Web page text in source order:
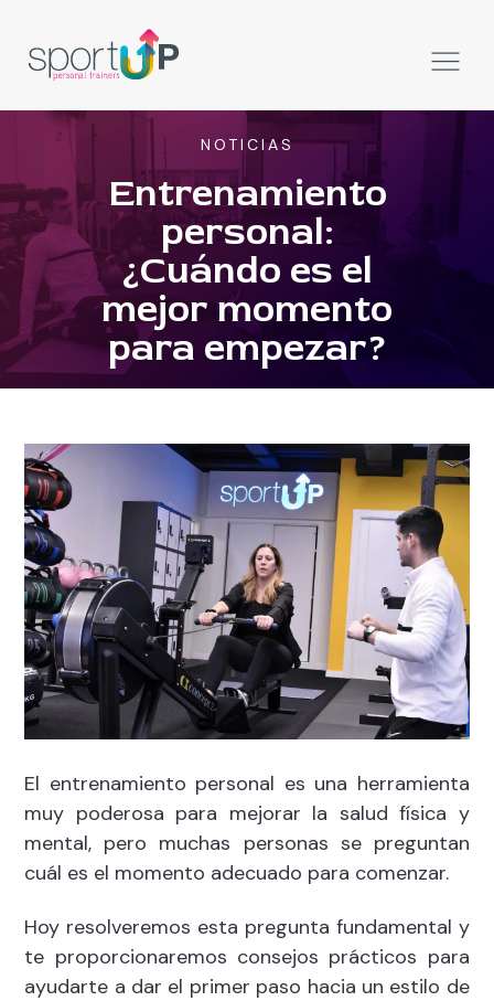
NOTICIAS
Entrenamiento
personal:
¿Cuándo es el
mejor momento
para empezar?
El entrenamiento personal es una herramienta
muy poderosa para mejorar la salud física y
mental, pero muchas personas se preguntan
cuál es el momento adecuado para comenzar.
Hoy resolveremos esta pregunta fundamental y
te proporcionaremos consejos prácticos para
ayudarte a dar el primer paso hacia un estilo de